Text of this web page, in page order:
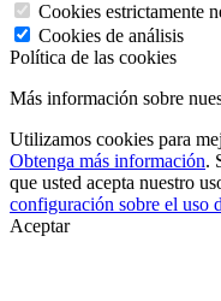
Cookies estrictamente
Cookies de análisis
Política de las cookies
Más información sobre
Utilizamos cookies para
Obtenga más información.
que usted acepta nuestro
configuración sobre el uso
Aceptar